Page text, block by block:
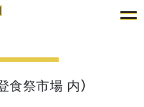
食祭市場 内）